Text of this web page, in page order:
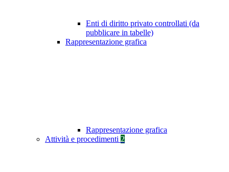
Enti di diritto privato controllati (da
pubblicare in tabelle)
Rappresentazione grafica
Rappresentazione grafica
Attività e procedimenti 2